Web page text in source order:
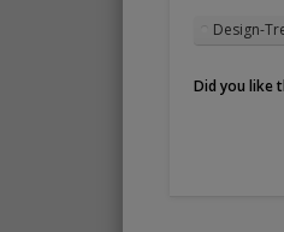
Design-
Did you like